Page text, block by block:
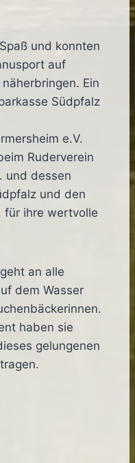
und konnten
auf
Ein
Südpfalz
e.V.
Ruderverein
und dessen
und den
für ihre wertvolle
an alle
dem Wasser
haben sie
gelungenen